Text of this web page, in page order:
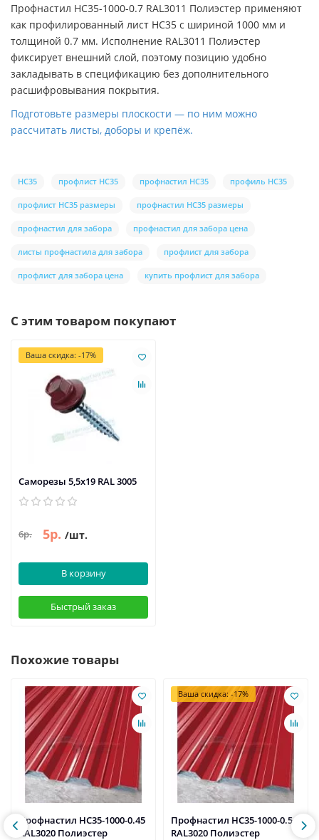
Профнастил НС35-1000-0.7 RAL3011 Полиэстер применяют
как профилированный лист НС35 с шириной 1000 мм и
толщиной 0.7 мм. Исполнение RAL3011 Полиэстер
фиксирует внешний слой, поэтому позицию удобно
закладывать в спецификацию без дополнительного
расшифровывания покрытия.
Подготовьте размеры плоскости — по ним можно
рассчитать листы, доборы и крепёж.
НС35 профлист НС35 профнастил НС35 профиль НС35
профлист НС35 размеры профнастил НС35 размеры
профнастил для забора профнастил для забора цена
листы профнастила для забора профлист для забора
профлист для забора цена купить профлист для забора
С этим товаром покупают
Ваша скидка: -17%
Саморезы 5,5х19 RAL 3005
6р. 5р. /шт.
В корзину
Быстрый заказ
Похожие товары
Профнастил НС35-1000-0.45
RAL3020 Полиэстер
Ваша скидка: -17%
Профнастил НС35-1000-0.5
RAL3020 Полиэстер